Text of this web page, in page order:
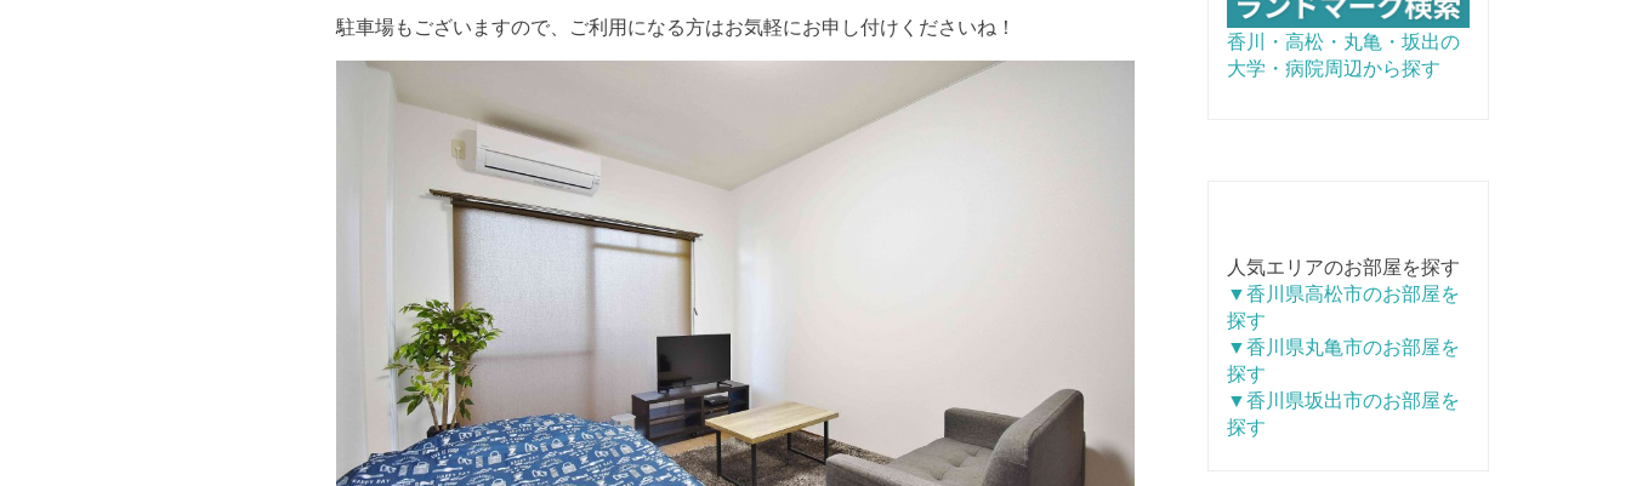
駐車場もございますので、ご利用になる方はお気軽にお申し付けくださいね！
香川・高松・丸亀・坂出の
大学・病院周辺から探す
人気エリアのお部屋を探す
▼香川県高松市のお部屋を
探す
▼香川県丸亀市のお部屋を
探す
▼香川県坂出市のお部屋を
探す